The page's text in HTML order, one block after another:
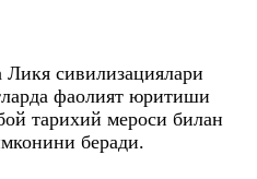
сивилизациялари
фаолият юритиши
тарихий мероси билан
беради.